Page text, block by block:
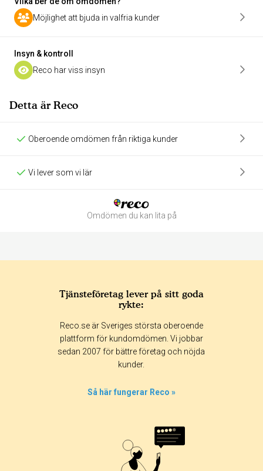
Möjlighet att bjuda in valfria kunder
Insyn & kontroll
Reco har viss insyn
Detta är Reco
Oberoende omdömen från riktiga kunder
Vi lever som vi lär
Omdömen du kan lita på
365 dagar 90 dagar
30 dagar
Tjänsteföretag lever på sitt goda
rykte:
Reco.se är Sveriges största oberoende
plattform för kundomdömen. Vi jobbar
sedan 2007 för bättre företag och nöjda
kunder.
Så här fungerar Reco »